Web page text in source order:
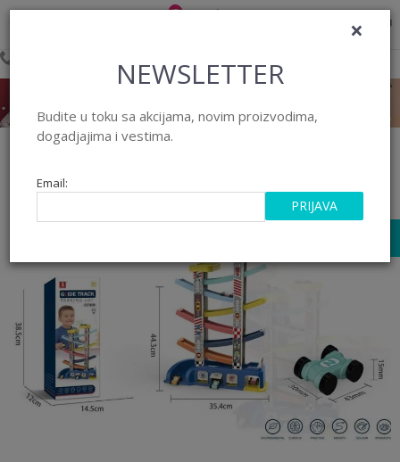
×
NEWSLETTER
Budite u toku sa akcijama, novim proizvodima,
dogadjajima i vestima.
Email:
PRIJAVA